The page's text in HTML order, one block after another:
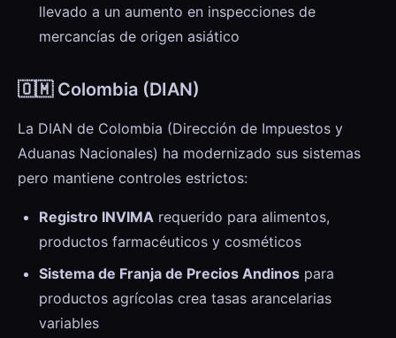
llevado a un aumento en inspecciones de
mercancías de origen asiático
🇴🇲 Colombia (DIAN)
La DIAN de Colombia (Dirección de Impuestos y
Aduanas Nacionales) ha modernizado sus sistemas
pero mantiene controles estrictos:
Registro INVIMA requerido para alimentos,
productos farmacéuticos y cosméticos
Sistema de Franja de Precios Andinos para
productos agrícolas crea tasas arancelarias
variables